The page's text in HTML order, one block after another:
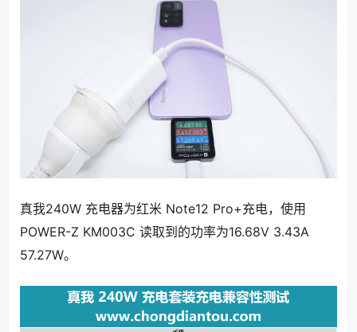
真我240W 充电器为红米 Note12 Pro+充电，使用
POWER-Z KM003C 读取到的功率为16.68V 3.43A
57.27W。